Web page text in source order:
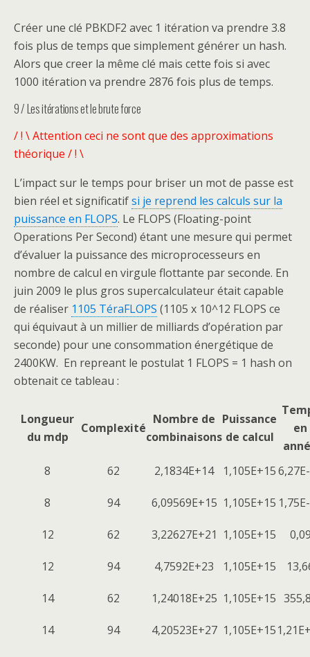
Créer une clé PBKDF2 avec 1 itération va prendre 3.8
fois plus de temps que simplement générer un hash.
Alors que creer la même clé mais cette fois si avec
1000 itération va prendre 2876 fois plus de temps.
9 / Les itérations et le brute force
/ ! \ Attention ceci ne sont que des approximations
théorique / ! \
L’impact sur le temps pour briser un mot de passe est
bien réel et significatifsi je reprend les calculs sur la
puissance en FLOPS. Le FLOPS (Floating-point
Operations Per Second) étant une mesure qui permet
d’évaluer la puissance des microprocesseurs en
nombre de calcul en virgule flottante par seconde. En
juin 2009 le plus gros supercalculateur était capable
de réaliser 1105 TéraFLOPS (1105 x 10^12 FLOPS ce
qui équivaut à un millier de milliards d’opération par
seconde) pour une consommation énergétique de
2400KW. En repreant le postulat 1 FLOPS = 1 hash on
obtenait ce tableau :
Longueur
du mdp
Complexité
Nombre de
combinaisons
Puissance
de calcul
en
8
62 2,1834E+14 1,105E+15
8 94 6,09569E+15 1,105E+15
12 62 3,22627E+21 1,105E+15
12 94 4,7592E+23 1,105E+15
14 62 1,24018E+25 1,105E+15
14 94 4,20523E+27 1,105E+15